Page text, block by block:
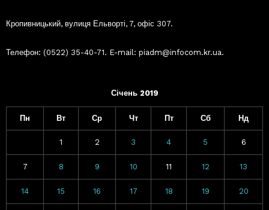
Кропивницький, вулиця Ельворті, 7, офіс 307.
Телефон: (0522) 35-40-71. E-mail: piadm@infocom.kr.ua.
Січень 2019
Пн Вт Ср Чт Пт Сб Нд
1 2 3 4 5 6
7 8 9 10 11 12 13
14 15 16 17 18 19 20